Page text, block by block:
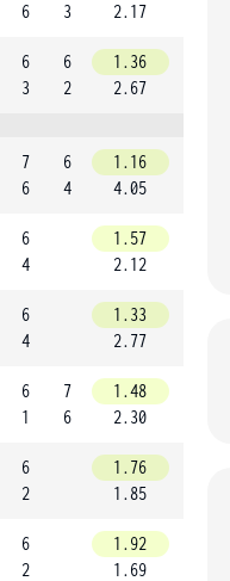
6
3
2.17
6
3
6
2
1.36
2.67
7
6
6
4
1.16
4.05
6
4
1.57
2.12
6
4
1.33
2.77
6
1
7
6
1.48
2.30
6
2
1.76
1.85
6
2
1.92
1.69